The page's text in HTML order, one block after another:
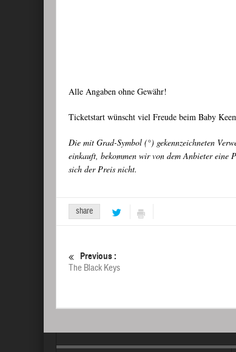
Alle Angaben ohne Gewähr!
Ticketstart wünscht viel Freude beim Baby
Die mit Grad-Symbol (°) gekennzeichneten
einkauft, bekommen wir von dem Anbieter eine
sich der Preis nicht.
share
Previous :
The Black Keys